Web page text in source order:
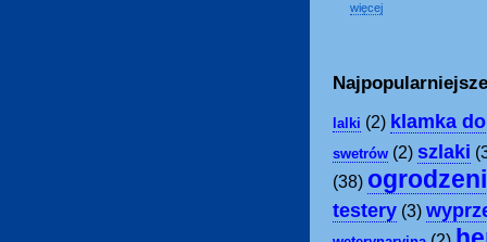
więcej
lalki (2) klamka
swetrów (2) szlaki
(38)
testery (3)